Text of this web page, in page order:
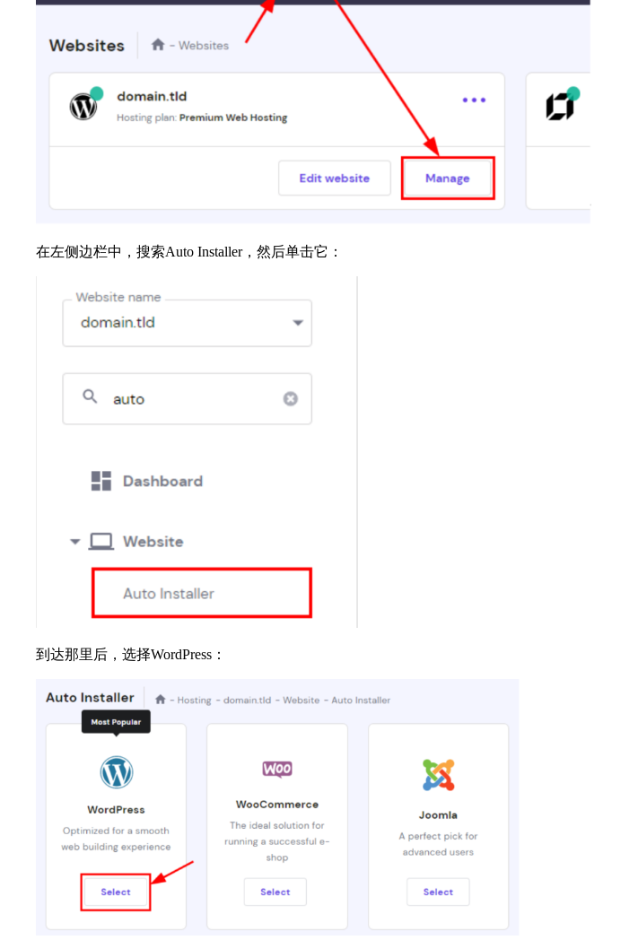
在左侧边栏中，搜索Auto Installer，然后单击它：
到达那里后，选择WordPress：